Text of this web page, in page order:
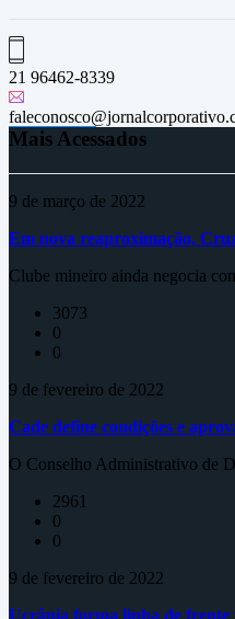
21 96462-8339
Mais Acessados
9 de março de 2022
Em nova reaproximação,
Clube mineiro ainda negocia
3073
0
0
9 de fevereiro de 2022
Cade define condições e
O Conselho Administrativo de
2961
0
0
9 de fevereiro de 2022
Ucrânia forma linha de frente